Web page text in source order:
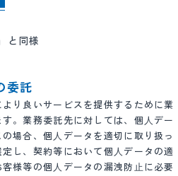
と同様
委託
り良いサービスを提供するために業
。業務委託先に対しては、個⼈デー
場合、個⼈データを適切に取り扱っ
し、契約等において個⼈データの適
様等の個⼈データの漏洩防⽌に必要